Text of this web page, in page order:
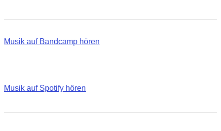
Musik auf Bandcamp hören
Musik auf Spotify hören